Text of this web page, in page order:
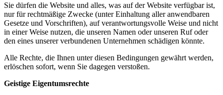
Sie dürfen die Website und alles, was auf der Website verfügbar ist,
nur für rechtmäßige Zwecke (unter Einhaltung aller anwendbaren
Gesetze und Vorschriften), auf verantwortungsvolle Weise und nicht
in einer Weise nutzen, die unseren Namen oder unseren Ruf oder
den eines unserer verbundenen Unternehmen schädigen könnte.
Alle Rechte, die Ihnen unter diesen Bedingungen gewährt werden,
erlöschen sofort, wenn Sie dagegen verstoßen.
Geistige Eigentumsrechte